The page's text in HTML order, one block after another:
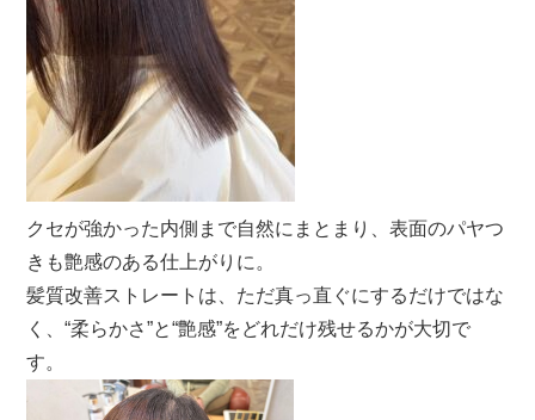
クセが強かった内側まで自然にまとまり、表面のパヤつ
きも艶感のある仕上がりに。
髪質改善ストレートは、ただ真っ直ぐにするだけではな
く、“柔らかさ”と“艶感”をどれだけ残せるかが大切で
す。